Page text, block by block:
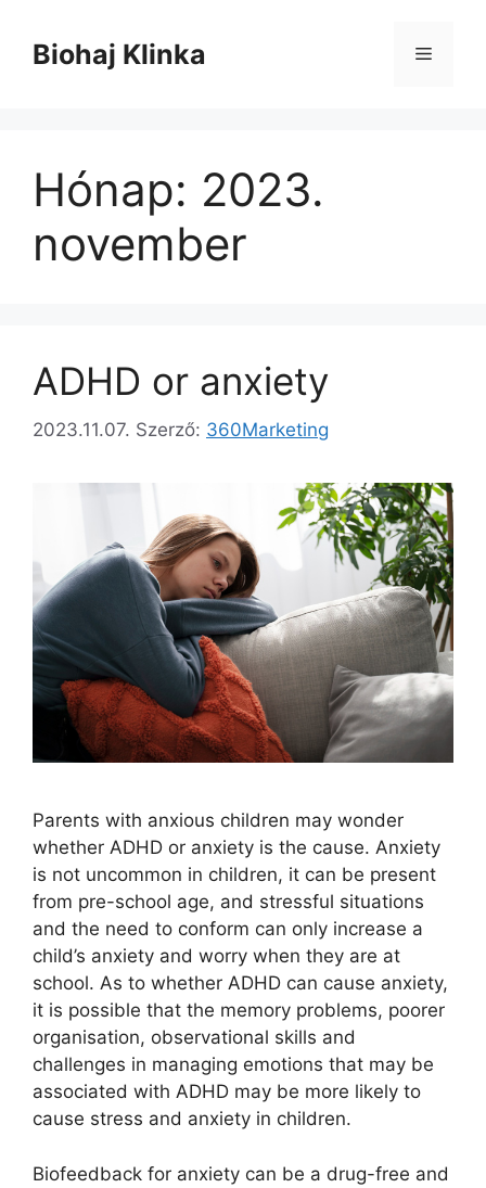
tartalomba
Biohaj Klinka Menü
Hónap: 2023.
november
ADHD or anxiety
2023.11.07. Szerző: 360Marketing
Parents with anxious children may wonder
whether ADHD or anxiety is the cause. Anxiety
is not uncommon in children, it can be present
from pre-school age, and stressful situations
and the need to conform can only increase a
child’s anxiety and worry when they are at
school. As to whether ADHD can cause anxiety,
it is possible that the memory problems, poorer
organisation, observational skills and
challenges in managing emotions that may be
associated with ADHD may be more likely to
cause stress and anxiety in children.
Biofeedback for anxiety can be a drug-free and